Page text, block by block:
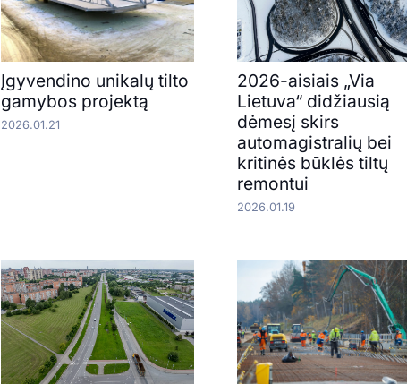
Įgyvendino unikalų tilto
gamybos projektą
2026.01.21
2026-aisiais „Via
Lietuva“ didžiausią
dėmesį skirs
automagistralių bei
kritinės būklės tiltų
remontui
2026.01.19